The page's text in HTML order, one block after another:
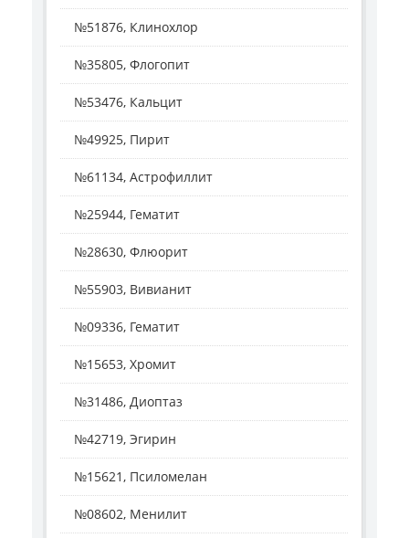
№51876, Клинохлор
№35805, Флогопит
№53476, Кальцит
№49925, Пирит
№61134, Астрофиллит
№25944, Гематит
№28630, Флюорит
№55903, Вивианит
№09336, Гематит
№15653, Хромит
№31486, Диоптаз
№42719, Эгирин
№15621, Псиломелан
№08602, Менилит